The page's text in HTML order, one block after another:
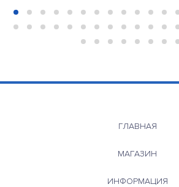
ГЛАВНАЯ
МАГАЗИН
ИНФОРМАЦИЯ